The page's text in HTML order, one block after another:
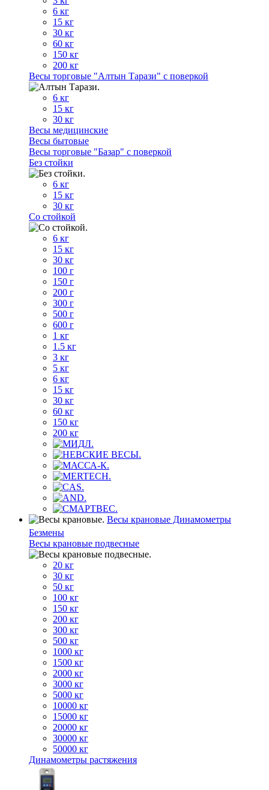
6 кг
15 кг
30 кг
60 кг
150 кг
200 кг
Весы торговые "Алтын Тарази" с поверкой
6 кг
15 кг
30 кг
Весы медицинские
Весы бытовые
Весы торговые "Базар" с поверкой
Без стойки
6 кг
15 кг
30 кг
Со стойкой
6 кг
15 кг
30 кг
100 г
150 г
200 г
300 г
500 г
600 г
1 кг
1.5 кг
3 кг
5 кг
6 кг
15 кг
30 кг
60 кг
150 кг
200 кг
Весы крановые Динамометры
Безмены
Весы крановые подвесные
20 кг
30 кг
50 кг
100 кг
150 кг
200 кг
300 кг
500 кг
1000 кг
1500 кг
2000 кг
3000 кг
5000 кг
10000 кг
15000 кг
20000 кг
30000 кг
50000 кг
Динамометры растяжения